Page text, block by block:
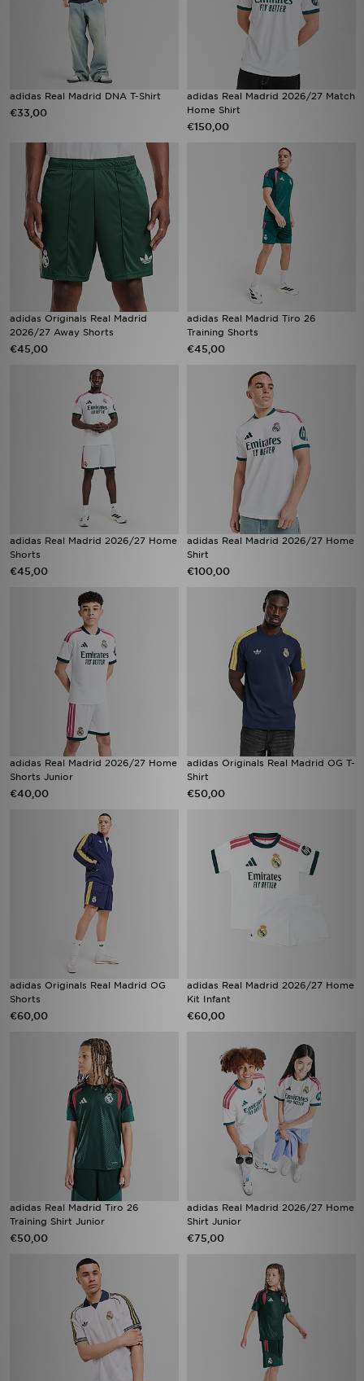
adidas Real Madrid DNA T-Shirt
€33,00
adidas Real Madrid 2026/27 Match
Home Shirt
€150,00
adidas Originals Real Madrid
2026/27 Away Shorts
€45,00
adidas Real Madrid Tiro 26
Training Shorts
€45,00
adidas Real Madrid 2026/27 Home
Shorts
€45,00
adidas Real Madrid 2026/27 Home
Shirt
€100,00
adidas Real Madrid 2026/27 Home
Shorts Junior
€40,00
adidas Originals Real Madrid OG T-
Shirt
€50,00
adidas Originals Real Madrid OG
Shorts
€60,00
adidas Real Madrid 2026/27 Home
Kit Infant
€60,00
adidas Real Madrid Tiro 26
Training Shirt Junior
€50,00
adidas Real Madrid 2026/27 Home
Shirt Junior
€75,00